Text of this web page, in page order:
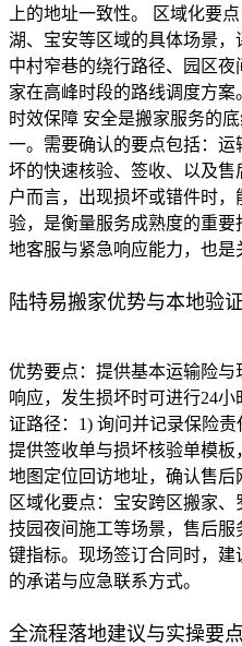
上的地址一致性。 区域化要
湖、宝安等区域的具体场景
中村窄巷的绕行路径、园区
家在高峰时段的路线调度方
时效保障 安全是搬家服务的
一。需要确认的要点包括：
坏的快速核验、签收、以及
户而言，出现损坏或错件时
验，是衡量服务成熟度的重
地客服与紧急响应能力，也是
陆特易搬家优势与本地验
优势要点：提供基本运输险
响应，发生损坏时可进行24
证路径：1) 询问并记录保险
提供签收单与损坏核验单模
地图定位回访地址，确认售后
区域化要点：宝安跨区搬家
技园夜间施工等场景，售后
键指标。现场签订合同时，
的承诺与应急联系方式。
全流程落地建议与实操要